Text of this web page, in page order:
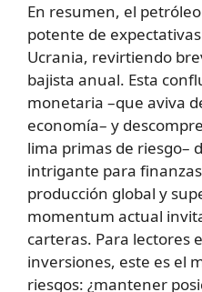
En resumen, el
potente de
Ucrania, revirtiendo
bajista anual. Esta
monetaria –que aviva
economía– y
lima primas de riesgo–
intrigante para
producción global y
momentum actual
carteras. Para lectores
inversiones, este es el
riesgos: ¿mantener